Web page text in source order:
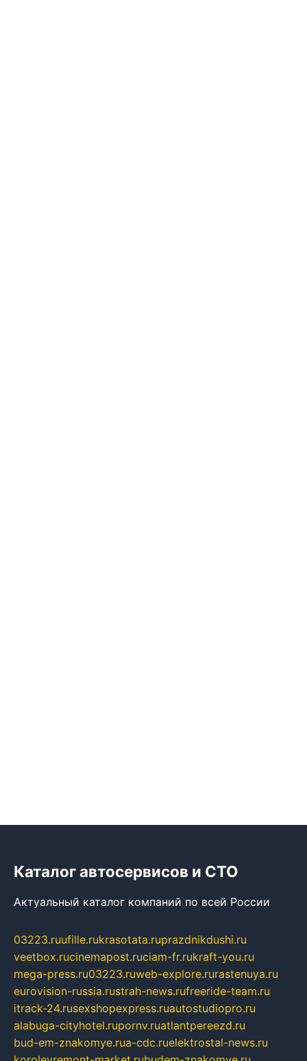
Каталог автосервисов и СТО
Актуальный каталог компаний по всей России
03223.ruufille.rukrasotata.ruprazdnikdushi.ru
veetbox.rucinemapost.ruciam-fr.rukraft-you.ru
mega-press.ru03223.ruweb-explore.rurastenuya.ru
eurovision-russia.rustrah-news.rufreeride-team.ru
itrack-24.rusexshopexpress.ruautostudiopro.ru
alabuga-cityhotel.rupornv.ruatlantpereezd.ru
bud-em-znakomye.rua-cdc.ruelektrostal-news.ru